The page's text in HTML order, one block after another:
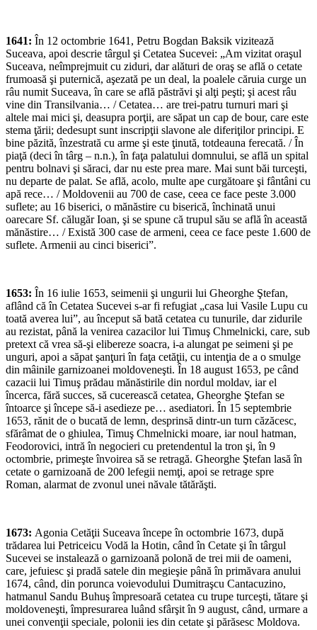
1641: În 12 octombrie 1641, Petru Bogdan Baksik vizitează
Suceava, apoi descrie târgul şi Cetatea Sucevei: „Am vizitat oraşul
Suceava, neîmprejmuit cu ziduri, dar alături de oraş se află o cetate
frumoasă şi puternică, aşezată pe un deal, la poalele căruia curge un
râu numit Suceava, în care se află păstrăvi şi alţi peşti; şi acest râu
vine din Transilvania… / Cetatea… are trei-patru turnuri mari şi
altele mai mici şi, deasupra porţii, are săpat un cap de bour, care este
stema ţării; dedesupt sunt inscripţii slavone ale diferiţilor principi. E
bine păzită, înzestrată cu arme şi este ţinută, totdeauna ferecată. / În
piaţă (deci în târg – n.n.), în faţa palatului domnului, se află un spital
pentru bolnavi şi săraci, dar nu este prea mare. Mai sunt băi turceşti,
nu departe de palat. Se află, acolo, multe ape curgătoare şi fântâni cu
apă rece… / Moldovenii au 700 de case, ceea ce face peste 3.000
suflete; au 16 biserici, o mănăstire cu biserică, închinată unui
oarecare Sf. călugăr Ioan, şi se spune că trupul său se află în această
mănăstire… / Există 300 case de armeni, ceea ce face peste 1.600 de
suflete. Armenii au cinci biserici”.
1653: În 16 iulie 1653, seimenii şi ungurii lui Gheorghe Ştefan,
aflând că în Cetatea Sucevei s-ar fi refugiat „casa lui Vasile Lupu cu
toată averea lui”, au început să bată cetatea cu tunurile, dar zidurile
au rezistat, până la venirea cazacilor lui Timuş Chmelnicki, care, sub
pretext că vrea să-şi elibereze soacra, i-a alungat pe seimeni şi pe
unguri, apoi a săpat şanţuri în faţa cetăţii, cu intenţia de a o smulge
din mâinile garnizoanei moldoveneşti. În 18 august 1653, pe când
cazacii lui Timuş prădau mănăstirile din nordul moldav, iar el
încerca, fără succes, să cucerească cetatea, Gheorghe Ştefan se
întoarce şi începe să-i asedieze pe… asediatori. În 15 septembrie
1653, rănit de o bucată de lemn, desprinsă dintr-un turn căzăcesc,
sfărâmat de o ghiulea, Timuş Chmelnicki moare, iar noul hatman,
Feodorovici, intră în negocieri cu pretendentul la tron şi, în 9
octombrie, primeşte învoirea să se retragă. Gheorghe Ştefan lasă în
cetate o garnizoană de 200 lefegii nemţi, apoi se retrage spre
Roman, alarmat de zvonul unei năvale tătărăşti.
1673: Agonia Cetăţii Suceava începe în octombrie 1673, după
trădarea lui Petriceicu Vodă la Hotin, când în Cetate şi în târgul
Sucevei se instalează o garnizoană polonă de trei mii de oameni,
care, jefuiesc şi pradă satele din megieşie până în primăvara anului
1674, când, din porunca voievodului Dumitraşcu Cantacuzino,
hatmanul Sandu Buhuş împresoară cetatea cu trupe turceşti, tătare şi
moldoveneşti, împresurarea luând sfârşit în 9 august, când, urmare a
unei convenţii speciale, polonii ies din cetate şi părăsesc Moldova.